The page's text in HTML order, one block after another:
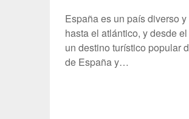
España es un país diverso
hasta el atlántico, y desde
un destino turístico popular
de España y…